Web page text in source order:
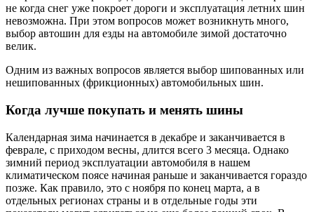
не когда снег уже покроет дороги и эксплуатация летних шин
невозможна. При этом вопросов может возникнуть много,
выбор автошин для езды на автомобиле зимой достаточно
велик.
Одним из важных вопросов является выбор шипованных или
нешипованных (фрикционных) автомобильных шин.
Когда лучше покупать и менять шины
Календарная зима начинается в декабре и заканчивается в
феврале, с приходом весны, длится всего 3 месяца. Однако
зимний период эксплуатации автомобиля в нашем
климатическом поясе начиная раньше и заканчивается гораздо
позже. Как правило, это с ноября по конец марта, а в
отдельных регионах страны и в отдельные годы эти